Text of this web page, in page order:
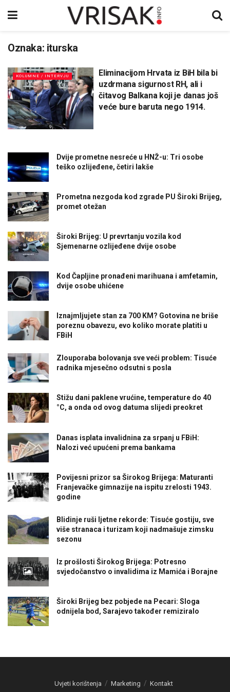
Oznaka: iturska
KOLUMNE / INTERVJU
Eliminacijom Hrvata iz BiH bila bi
uzdrmana sigurnost RH, ali i
čitavog Balkana koji je danas još
veće bure baruta nego 1914.
Dvije prometne nesreće u HNŽ-u: Tri osobe
teško ozlijeđene, četiri lakše
Prometna nezgoda kod zgrade PU Široki Brijeg,
promet otežan
Široki Brijeg: U prevrtanju vozila kod
Sjemenarne ozlijeđene dvije osobe
Kod Čapljine pronađeni marihuana i amfetamin,
dvije osobe uhićene
Iznajmljujete stan za 700 KM? Gotovina ne briše
poreznu obavezu, evo koliko morate platiti u
FBiH
Zlouporaba bolovanja sve veći problem: Tisuće
radnika mjesečno odsutni s posla
Stižu dani paklene vrućine, temperature do 40
°C, a onda od ovog datuma slijedi preokret
Danas isplata invalidnina za srpanj u FBiH:
Nalozi već upućeni prema bankama
Povijesni prizor sa Širokog Brijega: Maturanti
Franjevačke gimnazije na ispitu zrelosti 1943.
godine
Blidinje ruši ljetne rekorde: Tisuće gostiju, sve
više stranaca i turizam koji nadmašuje zimsku
sezonu
Iz prošlosti Širokog Brijega: Potresno
svjedočanstvo o invalidima iz Mamića i Borajne
Široki Brijeg bez pobjede na Pecari: Sloga
odnijela bod, Sarajevo također remiziralo
Uvjeti korištenja Marketing Kontakt